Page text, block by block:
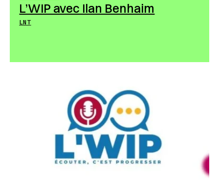
L’WIP avec Ilan Benhaim
LNT